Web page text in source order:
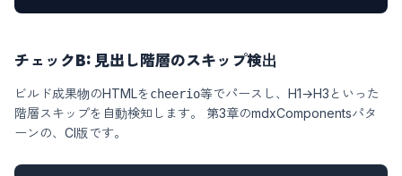
チェックB: 見出し階層のスキップ検出
ビルド成果物のHTMLをcheerio等でパースし、H1→H3といった
階層スキップを自動検知します。 第3章のmdxComponentsパタ
ーンの、CI版です。